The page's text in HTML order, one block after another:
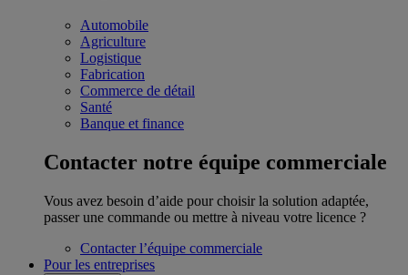
Automobile
Agriculture
Logistique
Fabrication
Commerce de détail
Santé
Banque et finance
Contacter notre équipe commerciale
Vous avez besoin d’aide pour choisir la solution adaptée,
passer une commande ou mettre à niveau votre licence ?
Contacter l’équipe commerciale
Pour les entreprises